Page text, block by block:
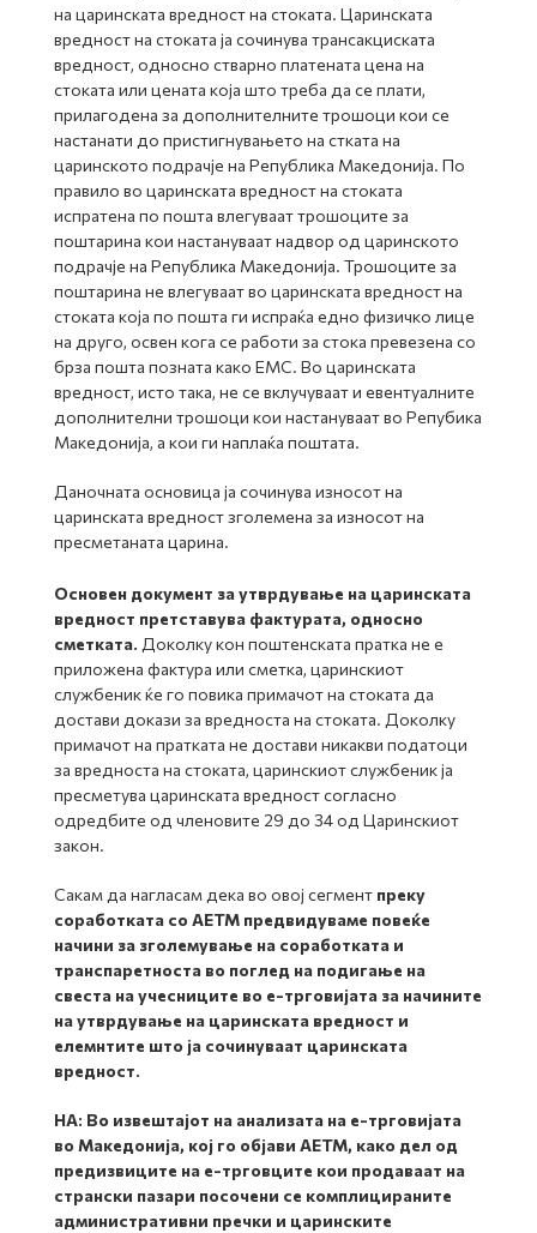
на царинската вредност на стоката. Царинската
вредност на стоката ја сочинува трансакциската
вредност, односно стварно платената цена на
стоката или цената која што треба да се плати,
прилагодена за дополнителните трошоци кои се
настанати до пристигнувањето на стката на
царинското подрачје на Република Македонија. По
правило во царинската вредност на стоката
испратена по пошта влегуваат трошоците за
поштарина кои настануваат надвор од царинското
подрачје на Република Македонија. Трошоците за
поштарина не влегуваат во царинската вредност на
стоката која по пошта ги испраќа едно физичко лице
на друго, освен кога се работи за стока превезена со
брза пошта позната како ЕМС. Во царинската
вредност, исто така, не се вклучуваат и евентуалните
дополнителни трошоци кои настануваат во Репубика
Македонија, а кои ги наплаќа поштата.
Даночната основица ја сочинува износот на
царинската вредност зголемена за износот на
пресметаната царина.
Основен документ за утврдување на царинската
вредност претставува фактурата, односно
сметката. Доколку кон поштенската пратка не е
приложена фактура или сметка, царинскиот
службеник ќе го повика примачот на стоката да
достави докази за вредноста на стоката. Доколку
примачот на пратката не достави никакви податоци
за вредноста на стоката, царинскиот службеник ја
пресметува царинската вредност согласно
одредбите од членовите 29 до 34 од Царинскиот
закон.
Сакам да нагласам дека во овој сегмент преку
соработката со АЕТМ предвидуваме повеќе
начини за зголемување на соработката и
транспаретноста во поглед на подигање на
свеста на учесниците во е-трговијата за начините
на утврдување на царинската вредност и
елемнтите што ја сочинуваат царинската
вредност.
НА: Во извештајот на анализата на е-трговијата
во Македонија, кој го објави АЕТМ, како дел од
предизвиците на е-трговците кои продаваат на
странски пазари посочени се комплицираните
административни пречки и царинските